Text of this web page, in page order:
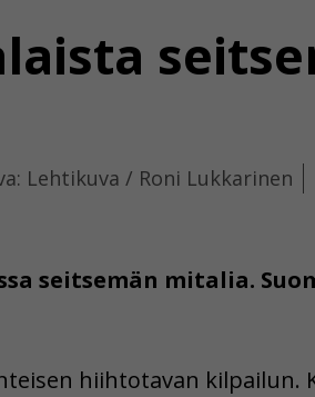
Lehtikuva / Roni Lukkarinen
seitsemän mitalia.
hiihtotavan kilpailun.